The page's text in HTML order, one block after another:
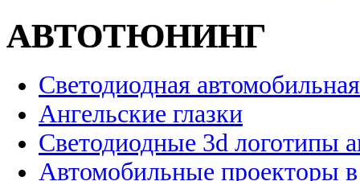
АВТОТЮНИНГ
Светодиодная
Ангельские глазки
Светодиодные 3d логотипы
Автомобильные проекторы